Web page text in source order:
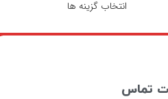
انتخاب گزینه ها
تماس